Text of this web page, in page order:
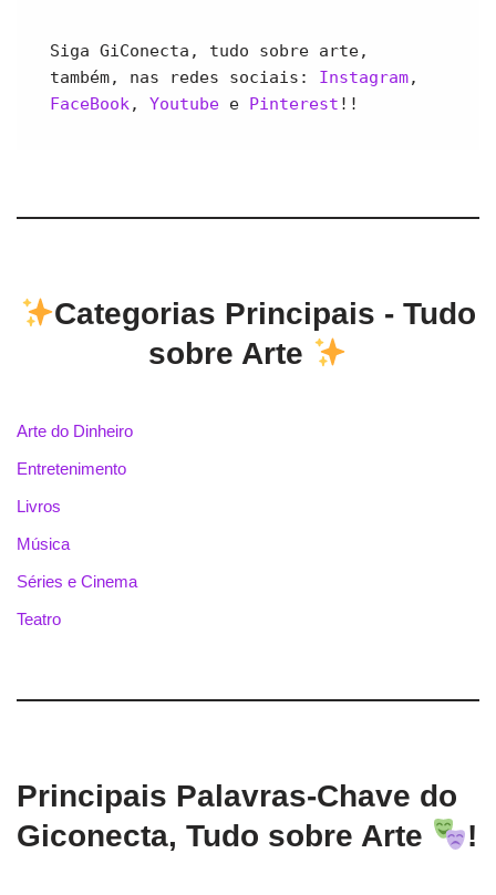
Siga GiConecta, tudo sobre arte,
também, nas redes sociais: Instagram
FaceBook, Youtube e Pinterest !!
Categorias Principais - Tudo
sobre Arte
Arte do Dinheiro
Entretenimento
Livros
Música
Séries e Cinema
Teatro
Principais Palavras-Chave do
Giconecta, Tudo sobre Arte
!